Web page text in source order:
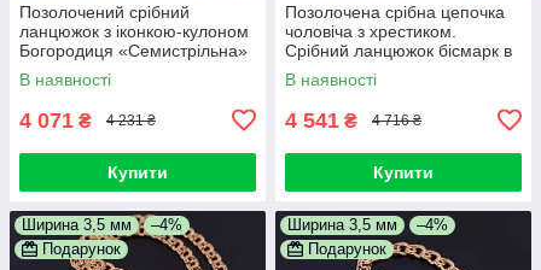
Позолочений срібний
ланцюжок з іконкою-кулоном
Богородиця «Семистрільна»
жіноча. Ширина 3,5 мм.
Довжина 50 см
В наявності
4 071 ₴ 4 231 ₴
Купити
Позолочена срібна цепочка
чоловіча з хрестиком.
Срібний ланцюжок бісмарк в
позолоті срібло 925. 55 см
В наявності
4 541 ₴ 4 716 ₴
Купити
Ширина 3,5 мм
–4%
Подарунок
Ширина 3,5 мм
–4%
Подарунок